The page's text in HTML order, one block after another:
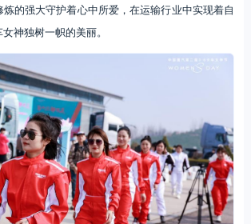
的强大守护着心中所爱，在运输行业中实现着自
神独树一帜的美丽。